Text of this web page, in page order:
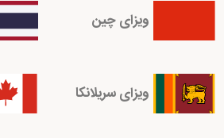
ویزای چین
ویزای سریلانکا